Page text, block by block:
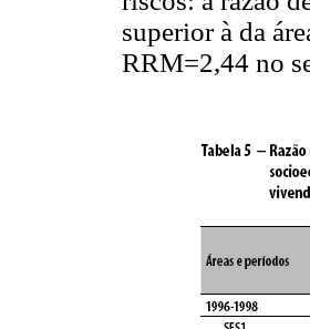
superior à da
RRM=2,44 no